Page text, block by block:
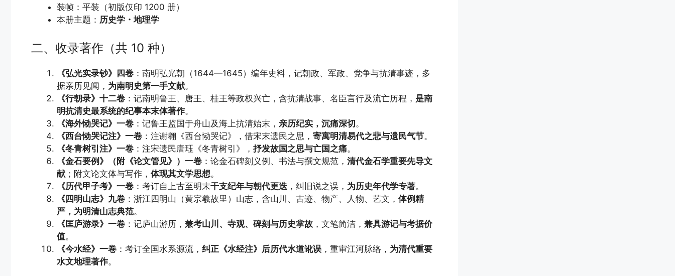
装帧：平装（初版仅印 1200 册）
本册主题： 历史学・地理学
二、收录著作（共 10 种）
《弘光实录钞》四卷 ：南明弘光朝（1644—1645）编年史料，记朝政、军政、党争与抗清事迹，多
据亲历见闻， 为南明史第一手文献。
《行朝录》十二卷 ：记南明鲁王、唐王、桂王等政权兴亡，含抗清战事、名臣言行及流亡历程， 是南
明抗清史最系统的纪事本末体著作。
《海外恸哭记》一卷 ：记鲁王监国于舟山及海上抗清始末， 亲历纪实，沉痛深切。
《西台恸哭记注》一卷 ：注谢翱《西台恸哭记》，借宋末遗民之思， 寄寓明清易代之悲与遗民气节。
《冬青树引注》一卷 ：注宋遗民唐珏《冬青树引》， 抒发故国之思与亡国之痛。
《金石要例》（附《论文管见》）一卷 ：论金石碑刻义例、书法与撰文规范， 清代金石学重要先导文
献 ；附文论文体与写作， 体现其文学思想。
《历代甲子考》一卷 ：考订自上古至明末干支纪年与朝代更迭 ，纠旧说之误， 为历史年代学专著。
《四明山志》九卷 ：浙江四明山（黄宗羲故里）山志，含山川、古迹、物产、人物、艺文， 体例精
严，为明清山志典范。
《匡庐游录》一卷 ：记庐山游历， 兼考山川、寺观、碑刻与历史掌故 ，文笔简洁， 兼具游记与考据价
值。
《今水经》一卷 ：考订全国水系源流， 纠正《水经注》后历代水道讹误 ，重审江河脉络， 为清代重要
水文地理著作。